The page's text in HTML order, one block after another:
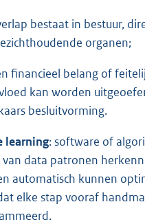
bestaat in bestuur,
organen;
financieel belang of
kan worden
besluitvorming.
learning: software of
van data patronen
automatisch kunnen
elke stap vooraf